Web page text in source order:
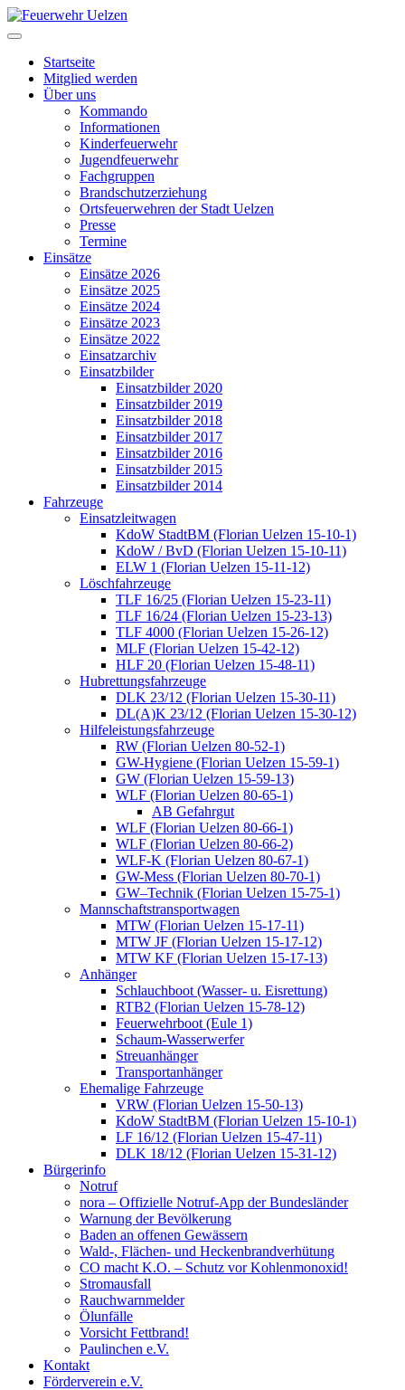
Startseite
Mitglied werden
Über uns
Kommando
Informationen
Kinderfeuerwehr
Jugendfeuerwehr
Fachgruppen
Brandschutzerziehung
Ortsfeuerwehren der Stadt Uelzen
Presse
Termine
Einsätze
Einsätze 2026
Einsätze 2025
Einsätze 2024
Einsätze 2023
Einsätze 2022
Einsatzarchiv
Einsatzbilder
Einsatzbilder 2020
Einsatzbilder 2019
Einsatzbilder 2018
Einsatzbilder 2017
Einsatzbilder 2016
Einsatzbilder 2015
Einsatzbilder 2014
Fahrzeuge
Einsatzleitwagen
KdoW StadtBM (Florian Uelzen 15-10-1)
KdoW / BvD (Florian Uelzen 15-10-11)
ELW 1 (Florian Uelzen 15-11-12)
Löschfahrzeuge
TLF 16/25 (Florian Uelzen 15-23-11)
TLF 16/24 (Florian Uelzen 15-23-13)
TLF 4000 (Florian Uelzen 15-26-12)
MLF (Florian Uelzen 15-42-12)
HLF 20 (Florian Uelzen 15-48-11)
Hubrettungsfahrzeuge
DLK 23/12 (Florian Uelzen 15-30-11)
DL(A)K 23/12 (Florian Uelzen 15-30-12)
Hilfeleistungsfahrzeuge
RW (Florian Uelzen 80-52-1)
GW-Hygiene (Florian Uelzen 15-59-1)
GW (Florian Uelzen 15-59-13)
WLF (Florian Uelzen 80-65-1)
AB Gefahrgut
WLF (Florian Uelzen 80-66-1)
WLF (Florian Uelzen 80-66-2)
WLF-K (Florian Uelzen 80-67-1)
GW-Mess (Florian Uelzen 80-70-1)
GW–Technik (Florian Uelzen 15-75-1)
Mannschaftstransportwagen
MTW (Florian Uelzen 15-17-11)
MTW JF (Florian Uelzen 15-17-12)
MTW KF (Florian Uelzen 15-17-13)
Anhänger
Schlauchboot (Wasser- u. Eisrettung)
RTB2 (Florian Uelzen 15-78-12)
Feuerwehrboot (Eule 1)
Schaum-Wasserwerfer
Streuanhänger
Transportanhänger
Ehemalige Fahrzeuge
VRW (Florian Uelzen 15-50-13)
KdoW StadtBM (Florian Uelzen 15-10-1)
LF 16/12 (Florian Uelzen 15-47-11)
DLK 18/12 (Florian Uelzen 15-31-12)
Bürgerinfo
Notruf
nora – Offizielle Notruf-App der Bundesländer
Warnung der Bevölkerung
Baden an offenen Gewässern
Wald-, Flächen- und Heckenbrandverhütung
CO macht K.O. – Schutz vor Kohlenmonoxid!
Stromausfall
Rauchwarnmelder
Ölunfälle
Vorsicht Fettbrand!
Paulinchen e.V.
Kontakt
Förderverein e.V.